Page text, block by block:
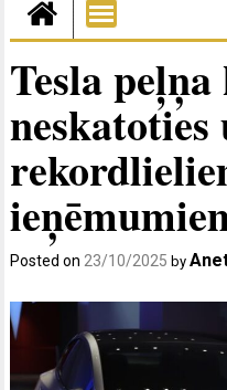
Tesla
neskatoties
Posted on23/10/2025 by